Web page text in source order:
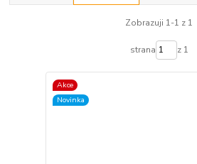
Zobrazuji 1-1 z 1
strana z 1
Akce
Novinka